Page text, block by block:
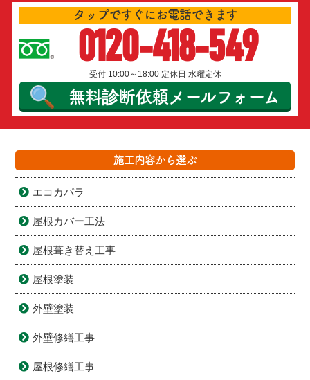
タップですぐにお電話できます
0120-418-549
受付 10:00～18:00 定休日 水曜定休
無料診断依頼 メールフォーム
施工内容から選ぶ
エコカパラ
屋根カバー工法
屋根葺き替え工事
屋根塗装
外壁塗装
外壁修繕工事
屋根修繕工事